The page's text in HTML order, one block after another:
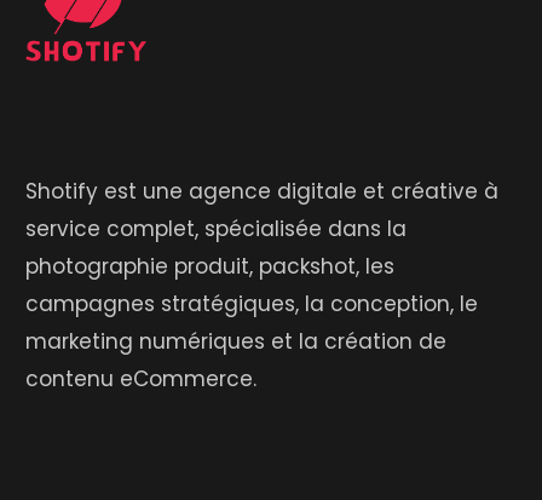
Shotify est une agence digitale et créative à
service complet, spécialisée dans la
photographie produit, packshot, les
campagnes stratégiques, la conception, le
marketing numériques et la création de
contenu eCommerce.